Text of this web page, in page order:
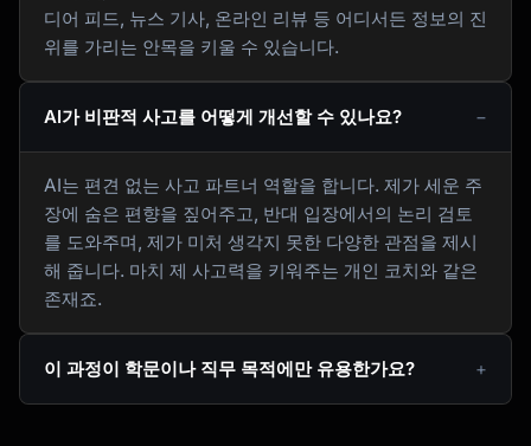
디어 피드, 뉴스 기사, 온라인 리뷰 등 어디서든 정보의 진
위를 가리는 안목을 키울 수 있습니다.
AI가 비판적 사고를 어떻게 개선할 수 있나요?
AI는 편견 없는 사고 파트너 역할을 합니다. 제가 세운 주
장에 숨은 편향을 짚어주고, 반대 입장에서의 논리 검토
를 도와주며, 제가 미처 생각지 못한 다양한 관점을 제시
해 줍니다. 마치 제 사고력을 키워주는 개인 코치와 같은
존재죠.
이 과정이 학문이나 직무 목적에만 유용한가요?